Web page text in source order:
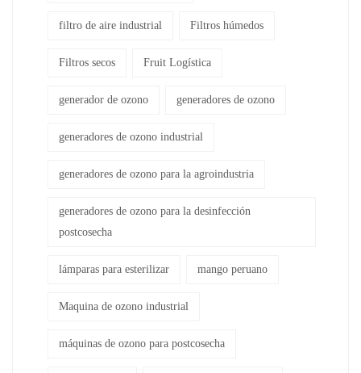
filtro de aire industrial Filtros húmedos
Filtros secos Fruit Logística
generador de ozono generadores de ozono
generadores de ozono industrial
generadores de ozono para la agroindustria
generadores de ozono para la desinfección
postcosecha
lámparas para esterilizar mango peruano
Maquina de ozono industrial
máquinas de ozono para postcosecha